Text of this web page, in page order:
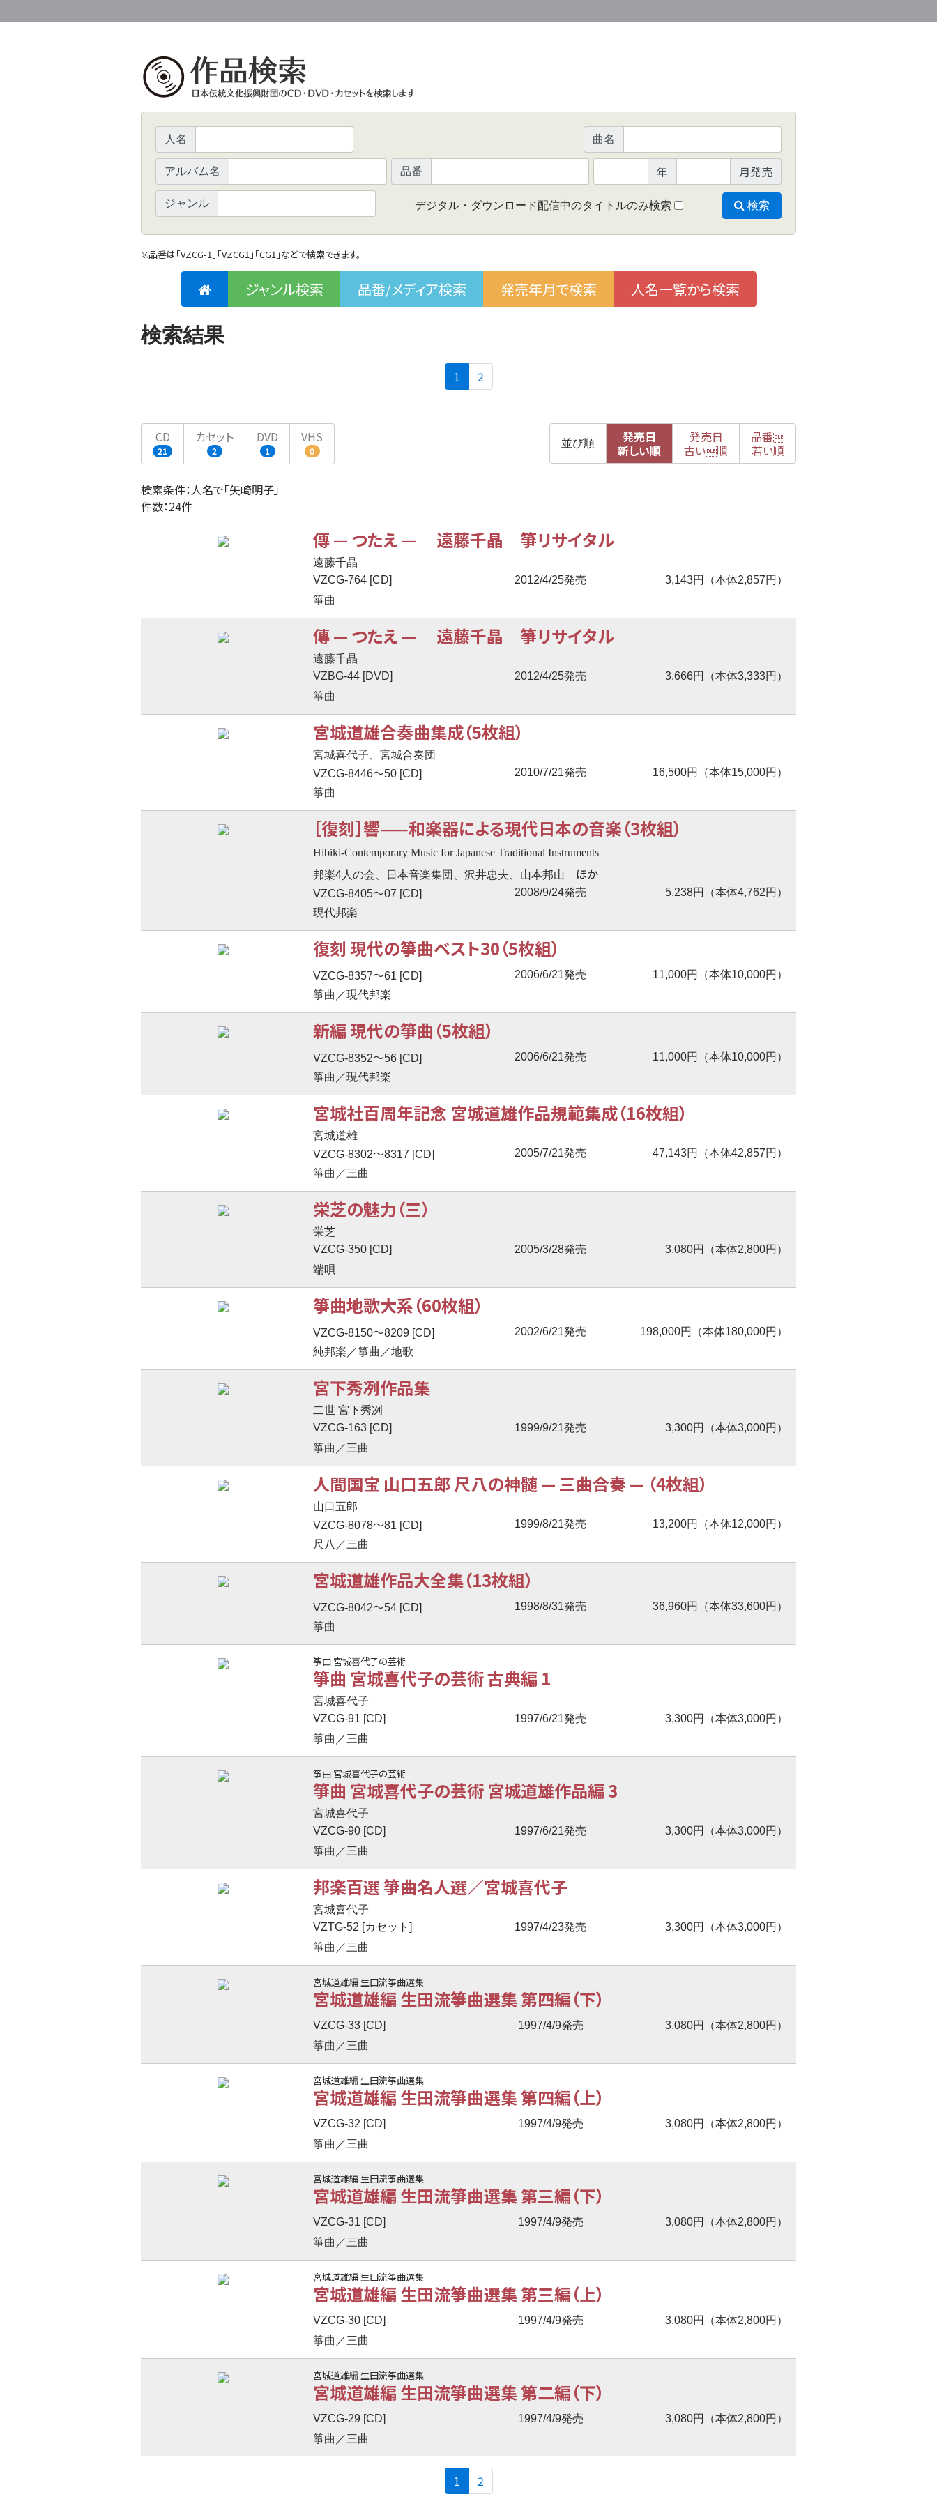
人名 曲名
アルバム名 品番 年 月発売
ジャンル デジタル・ダウンロード配信中のタイトルのみ検索 検索
※品番は「VZCG-1」「VZCG1」「CG1」などで検索できます。
ジャンル検索 品番/メディア検索 発売年月で検索 人名一覧から検索
検索結果
1 (current)
2
CD
21
カセット
2
DVD
1
VHS
0
並び順
発売日
新しい順
発売日
古い順
品番
若い順
検索条件：人名で「矢崎明子」
件数：24件
傳— つたえ — 遠藤千晶 箏リサイタル
遠藤千晶
VZCG-764 [CD]
2012/4/25発売
3,143円（本体2,857円）
箏曲
傳— つたえ — 遠藤千晶 箏リサイタル
遠藤千晶
VZBG-44 [DVD]
2012/4/25発売
3,666円（本体3,333円）
箏曲
宮城道雄合奏曲集成（5枚組）
宮城喜代子、宮城合奏団
VZCG-8446〜50 [CD] 2010/7/21発売
16,500円（本体15,000円）
箏曲
［復刻］響——和楽器による現代日本の音楽（3枚組）
Hibiki-Contemporary Music for Japanese Traditional Instruments
邦楽4人の会、日本音楽集団、沢井忠夫、山本邦山 ほか
VZCG-8405〜07 [CD] 2008/9/24発売
5,238円（本体4,762円）
現代邦楽
復刻 現代の箏曲ベスト30（5枚組）
VZCG-8357〜61 [CD] 2006/6/21発売
11,000円（本体10,000円）
箏曲／現代邦楽
新編 現代の箏曲（5枚組）
VZCG-8352〜56 [CD] 2006/6/21発売
11,000円（本体10,000円）
箏曲／現代邦楽
宮城社百周年記念 宮城道雄作品規範集成（16枚組）
宮城道雄
VZCG-8302〜8317 [CD] 2005/7/21発売
47,143円（本体42,857円）
箏曲／三曲
栄芝の魅力（三）
栄芝
VZCG-350 [CD]
2005/3/28発売
3,080円（本体2,800円）
端唄
箏曲地歌大系（60枚組）
VZCG-8150〜8209 [CD] 2002/6/21発売
198,000円（本体180,000円）
純邦楽／箏曲／地歌
宮下秀冽作品集
二世 宮下秀冽
VZCG-163 [CD]
1999/9/21発売
3,300円（本体3,000円）
箏曲／三曲
人間国宝 山口五郎 尺八の神髄— 三曲合奏 — （4枚組）
山口五郎
VZCG-8078〜81 [CD] 1999/8/21発売
13,200円（本体12,000円）
尺八／三曲
宮城道雄作品大全集（13枚組）
VZCG-8042〜54 [CD] 1998/8/31発売
36,960円（本体33,600円）
箏曲
筝曲 宮城喜代子の芸術
箏曲 宮城喜代子の芸術 古典編 1
宮城喜代子
VZCG-91 [CD]
1997/6/21発売
3,300円（本体3,000円）
箏曲／三曲
筝曲 宮城喜代子の芸術
箏曲 宮城喜代子の芸術 宮城道雄作品編 3
宮城喜代子
VZCG-90 [CD]
1997/6/21発売
3,300円（本体3,000円）
箏曲／三曲
邦楽百選 箏曲名人選／宮城喜代子
宮城喜代子
VZTG-52 [カセット]
1997/4/23発売
3,300円（本体3,000円）
箏曲／三曲
宮城道雄編 生田流筝曲選集
宮城道雄編 生田流箏曲選集 第四編（下）
VZCG-33 [CD] 1997/4/9発売
3,080円（本体2,800円）
箏曲／三曲
宮城道雄編 生田流筝曲選集
宮城道雄編 生田流箏曲選集 第四編（上）
VZCG-32 [CD] 1997/4/9発売
3,080円（本体2,800円）
箏曲／三曲
宮城道雄編 生田流筝曲選集
宮城道雄編 生田流箏曲選集 第三編（下）
VZCG-31 [CD] 1997/4/9発売
3,080円（本体2,800円）
箏曲／三曲
宮城道雄編 生田流筝曲選集
宮城道雄編 生田流箏曲選集 第三編（上）
VZCG-30 [CD] 1997/4/9発売
3,080円（本体2,800円）
箏曲／三曲
宮城道雄編 生田流筝曲選集
宮城道雄編 生田流箏曲選集 第二編（下）
VZCG-29 [CD] 1997/4/9発売
3,080円（本体2,800円）
箏曲／三曲
1 (current)
2